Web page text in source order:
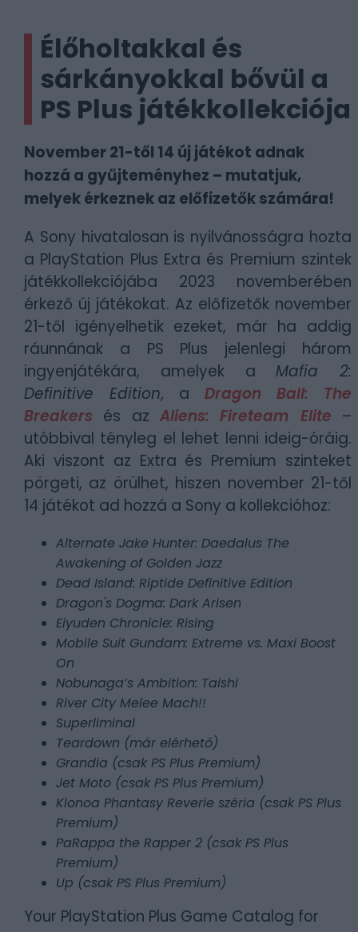
Élőholtakkal és
sárkányokkal bővül a
PS Plus játékkollekciója
November 21-től 14 új játékot adnak
hozzá a gyűjteményhez – mutatjuk,
melyek érkeznek az előfizetők számára!
A Sony hivatalosan is nyilvánosságra hozta
a PlayStation Plus Extra és Premium szintek
játékkollekciójába 2023 novemberében
érkező új játékokat. Az előfizetők november
21-től igényelhetik ezeket, már ha addig
ráunnának a PS Plus jelenlegi három
ingyenjátékára, amelyek aMafia 2:
Definitive Edition, a Dragon Ball: The
Breakers és az Aliens: Fireteam Elite –
utóbbival tényleg el lehet lenni ideig-óráig.
Aki viszont az Extra és Premium szinteket
pörgeti, az örülhet, hiszen november 21-től
14 játékot ad hozzá a Sony a kollekcióhoz:
Alternate Jake Hunter: Daedalus The
Awakening of Golden Jazz
Dead Island: Riptide Definitive Edition
Dragon's Dogma: Dark Arisen
Eiyuden Chronicle: Rising
Mobile Suit Gundam: Extreme vs. Maxi Boost
On
Nobunaga’s Ambition: Taishi
River City Melee Mach!!
Superliminal
Teardown (már elérhető)
Grandia (csak PS Plus Premium)
Jet Moto (csak PS Plus Premium)
Klonoa Phantasy Reverie széria (csak PS Plus
Premium)
PaRappa the Rapper 2 (csak PS Plus
Premium)
Up (csak PS Plus Premium)
Your PlayStation Plus Game Catalog for